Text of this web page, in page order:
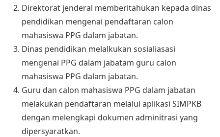
Direktorat jenderal memberitahukan kepada dinas
pendidikan mengenai pendaftaran calon
mahasiswa PPG dalam jabatan.
Dinas pendidikan melalkukan sosialiasasi
mengenai PPG dalam jabatam guru calon
mahasiswa PPG dalam jabatan.
Guru dan calon mahasiswa PPG dalam jabatan
melakukan pendaftaran melalui aplikasi SIMPKB
dengan melengkapi dokumen adminitrasi yang
dipersyaratkan.